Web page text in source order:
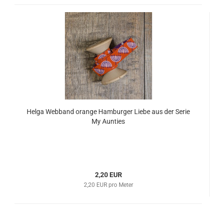
Helga Webband orange Hamburger Liebe aus der Serie
My Aunties
2,20 EUR
2,20 EUR pro Meter